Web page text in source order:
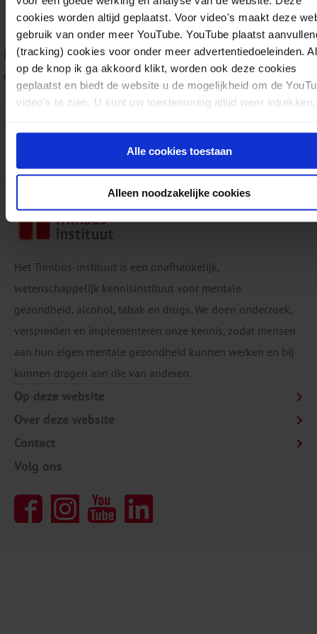
cookies worden altijd geplaatst. Voor video's maakt deze
gebruik van onder meer YouTube. YouTube plaatst
(tracking) cookies voor onder meer advertentiedoeleinden.
op de knop ik ga akkoord klikt, worden ook deze cookies
geplaatst en biedt de website u de mogelijkheid om de
video's te zien. U kunt uw toestemming altijd weer intrekken.
Alle cookies toestaan
Alleen noodzakelijke cookies
E-learning Alcohol, drugs, medicijnen en werk
Lees meer overAlcohol-, drugs- en medicijnen en werkin
dossier.
Het Trimbos-instituut is een onafhankelijk,
wetenschappelijk kennisinstituut voor mentale
gezondheid, alcohol, tabak en drugs. We doen onderzoek,
verspreiden en implementeren onze kennis, zodat mensen
aan hun eigen mentale gezondheid kunnen werken en bij
kunnen dragen aan die van anderen.
Op deze website
Over deze website
Contact
Volg ons